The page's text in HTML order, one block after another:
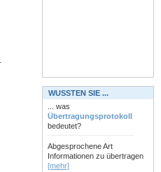
WUSSTEN SIE ...
... was
Übertragungsprotokoll
bedeutet?
Abgesprochene Art
Informationen zu übertragen
[mehr]